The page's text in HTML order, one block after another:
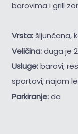
barovima i grill
Vrsta:šljunčana,
Veličina:duga je
Usluge:barovi,
sportovi, najam
Parkiranje:da